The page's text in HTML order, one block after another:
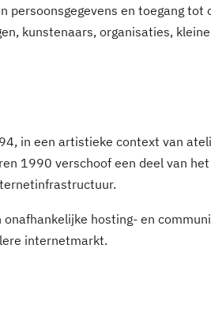
persoonsgegevens en toegang tot
kunstenaars, organisaties,
in een artistieke context van
1990 verschoof een deel van
hosting- en
internetmarkt.